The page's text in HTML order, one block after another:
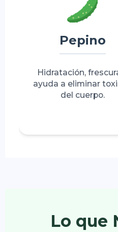
Pepino
Hidratación,
ayuda a eliminar
del cuerpo.
Lo que